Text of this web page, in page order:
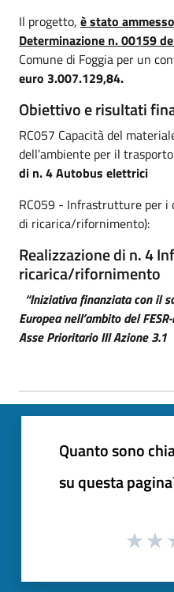
Il progetto, è stato
Determinazione n. 00159
Comune di Foggia per un
euro 3.007.129,84.
Obiettivo e risultati
RC057 Capacità del
dell’ambiente per il
di n. 4 Autobus elettrici
RC059 - Infrastrutture per
di ricarica/rifornimento):
Realizzazione di n. 4
ricarica/rifornimento
“Iniziativa finanziata con il
Europea nell’ambito del
Asse Prioritario III Azione 3.1
Quanto sono
su questa